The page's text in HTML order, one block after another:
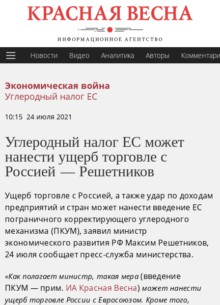
Новости Видео Аналитика Авторы
Экономическая война
Углеродный налог ЕС
10:15 24 июля 2021
Углеродный налог ЕС может
нанести ущерб торговле с
Россией — Решетников
Ущерб торговле с Россией, а также удар по доходам
предприятий и стран может нанести введение ЕС
пограничного корректирующего углеродного
механизма (ПКУМ), заявил министр
экономического развития РФ Максим Решетников,
24 июля сообщает пресс-служба министерства.
«Как полагает министр, такая мера(введение
ПКУМ — прим. ИА Красная Весна)может нанести
ущерб торговле России с Евросоюзом. Кроме того,